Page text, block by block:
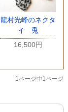
龍村光峰のネクタ
イ 兎
16,500円
1ページ中1ページ